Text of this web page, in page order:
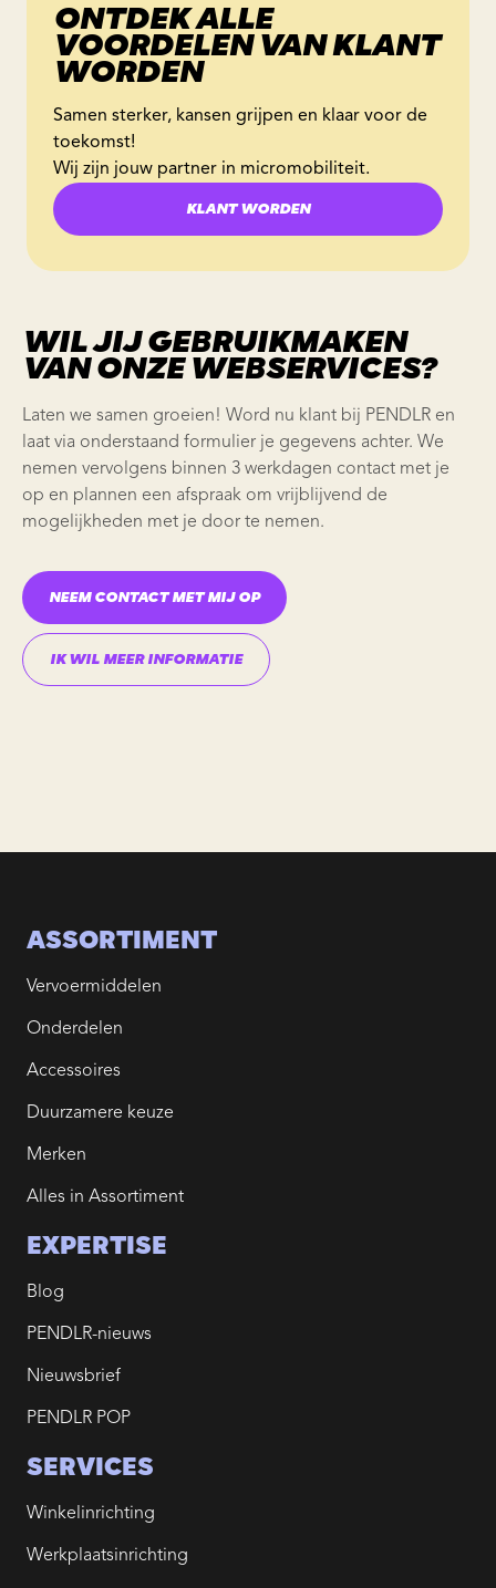
ONTDEK ALLE
VOORDELEN VAN KLANT
WORDEN
Samen sterker, kansen grijpen en klaar voor de
toekomst!
Wij zijn jouw partner in micromobiliteit.
KLANT WORDEN
WIL JIJ GEBRUIKMAKEN
VAN ONZE WEBSERVICES?
Laten we samen groeien! Word nu klant bij PENDLR en
laat via onderstaand formulier je gegevens achter. We
nemen vervolgens binnen 3 werkdagen contact met je
op en plannen een afspraak om vrijblijvend de
mogelijkheden met je door te nemen.
NEEM CONTACT MET MIJ OP
IK WIL MEER INFORMATIE
ASSORTIMENT
Vervoermiddelen
Onderdelen
Accessoires
Duurzamere keuze
Merken
Alles in Assortiment
EXPERTISE
Blog
PENDLR-nieuws
Nieuwsbrief
PENDLR POP
SERVICES
Winkelinrichting
Werkplaatsinrichting